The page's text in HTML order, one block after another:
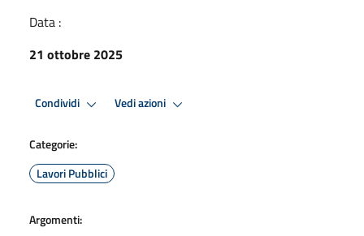
Data :
21 ottobre 2025
Condividi Vedi azioni
Categorie:
Lavori Pubblici
Argomenti: